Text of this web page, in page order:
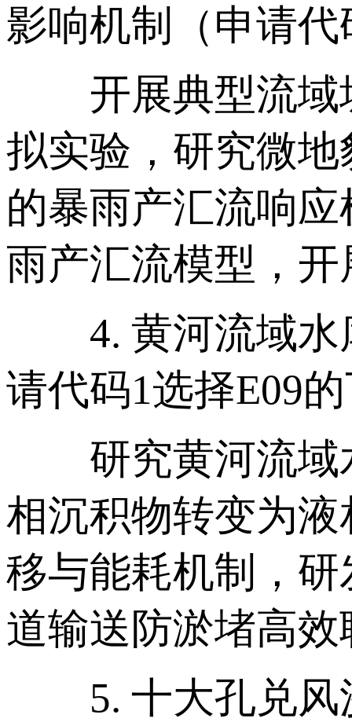
影响机制（申请
开展典型流域
拟实验，研究微
的暴雨产汇流响
雨产汇流模型，
4. 黄河流域水
请代码1选择E09
研究黄河流域
相沉积物转变为
移与能耗机制，
道输送防淤堵高
5. 十大孔兑风